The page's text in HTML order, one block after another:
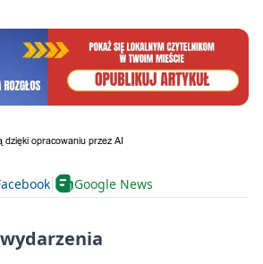
Google News